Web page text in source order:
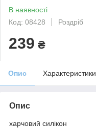
В наявності
Код: 08428
Роздріб
239 ₴
Опис Характеристики
Опис
харчовий силікон